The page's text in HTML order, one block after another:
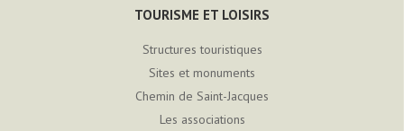
TOURISME ET LOISIRS
Structures touristiques
Sites et monuments
Chemin de Saint-Jacques
Les associations